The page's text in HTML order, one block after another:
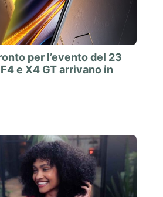
per l’evento del 23
e X4 GT arrivano in